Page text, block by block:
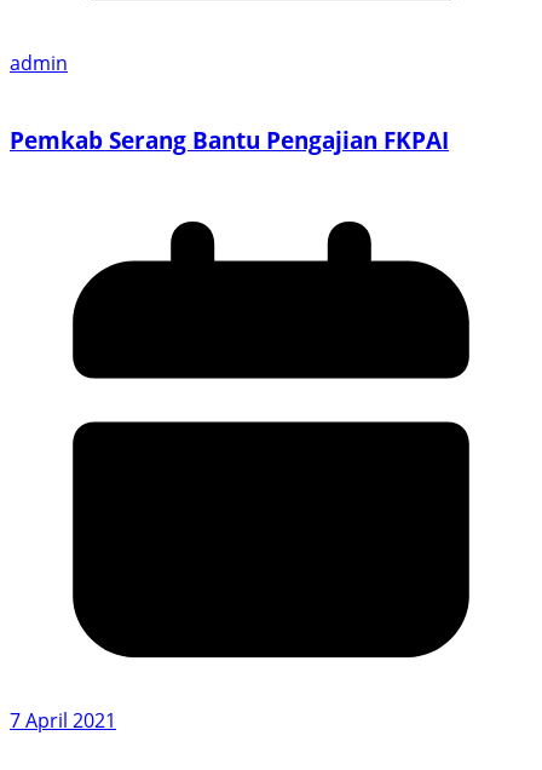
admin
Pemkab Serang Bantu Pengajian FKPAI
7 April 2021